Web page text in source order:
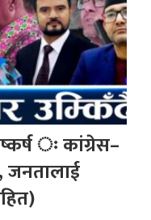
ः कांग्रेस–
जनतालाई